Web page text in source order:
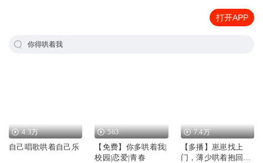
打开APP
你得哄着我
4.3万
自己唱歌哄着自己乐
563
【免费】你多哄着我|
校园|恋爱|青春
7.4万
【多播】崽崽找上
门，薄少哄着抱回家-